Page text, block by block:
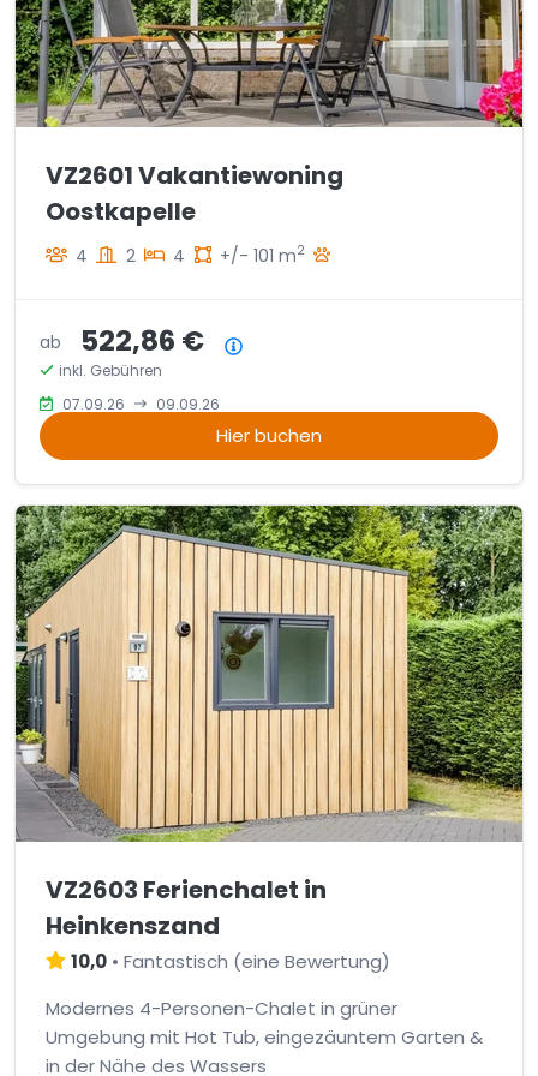
VZ2601 Vakantiewoning
Oostkapelle
4 2 4 +/- 101 m2
ab 522,86 €
inkl. Gebühren
07.09.26
09.09.26
Hier buchen
VZ2603 Ferienchalet in
Heinkenszand
10,0 • Fantastisch (eine Bewertung)
Modernes 4-Personen-Chalet in grüner
Umgebung mit Hot Tub, eingezäuntem Garten &
in der Nähe des Wassers